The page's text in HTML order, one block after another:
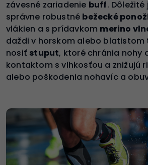
závesné zariadenie buff.
správne robustné bežecké
vlákien a s prídavkom merino
daždi v horskom alebo blatistom
nosiť stuput, ktoré chránia nohy
kontaktom s vlhkosťou a znižujú
alebo poškodenia nohavíc a